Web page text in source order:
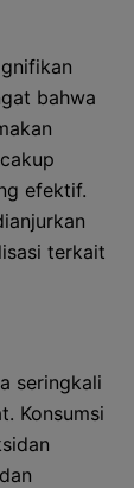
bahwa
efektif.
terkait
seringkali
Konsumsi